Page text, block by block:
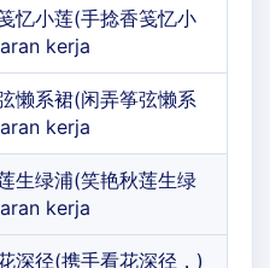
忆小莲(手捻香笺忆小
kerja
懒系裙(闲弄筝弦懒系
kerja
生绿浦(笑艳秋莲生绿
kerja
深径(携手看花深径，)